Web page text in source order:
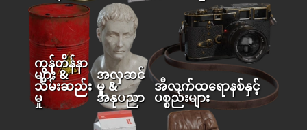
ကွန်တိန်နာ
များ &
သိမ်းဆည်း
မှု
အလှဆင်
မှု &
အနုပညာ
အီလက်ထရောနစ်နှင့်
ပစ္စည်းများ